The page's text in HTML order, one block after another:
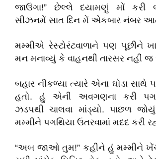
જાઉંગા!” છેલ્લે દયામણું મોં કરી
સીઝનમેં સાત દિન મેં એકબાર નંબર
મમ્મીએ રેસ્ટોરંટવાળાને પણ પૂછીને
મન મનાવ્યું કે વાહનથી તારસર નહીં
બહાર નીકળ્યા ત્યારે એના ઘોડા
હતો. હું એની અવગણના કરી
ઝડપથી ચાલવા માંડ્યો. પાછળ જોયું
મમ્મીને પગથિયા ઉતરવામાં મદદ કરી
“અબ જાઓ તુમ!” કહીને હું મમ્મીને